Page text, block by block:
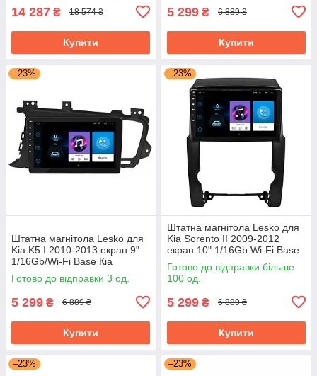
14 287 ₴ 18 574 ₴
Купити
5 299 ₴ 6 889 ₴
Купити
–23%
Штатна магнітола Lesko для
Kia K5 I 2010-2013 екран 9"
1/16Gb/Wi-Fi Base Кіа
Готово до відправки 3 од.
5 299 ₴ 6 889 ₴
Купити
–23%
Штатна магнітола Lesko для
Kia Sorento II 2009-2012
екран 10" 1/16Gb Wi-Fi Base
GPS Android Кіа
Готово до відправки більше
100 од.
5 299 ₴ 6 889 ₴
Купити
–23% –23%